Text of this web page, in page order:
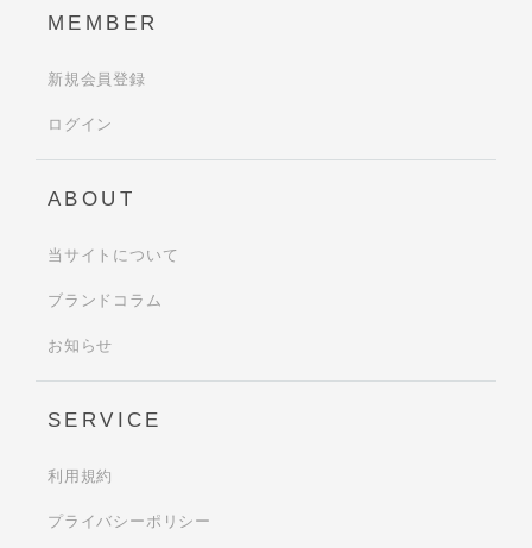
MEMBER
新規会員登録
ログイン
ABOUT
当サイトについて
ブランドコラム
お知らせ
SERVICE
利用規約
プライバシーポリシー